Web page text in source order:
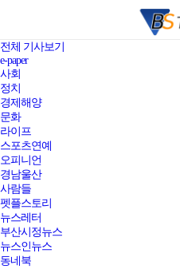
전체 기사보기
e-paper
사회
정치
경제해양
문화
라이프
스포츠연예
오피니언
경남울산
사람들
펫플스토리
뉴스레터
부산시정뉴스
뉴스인뉴스
동네북